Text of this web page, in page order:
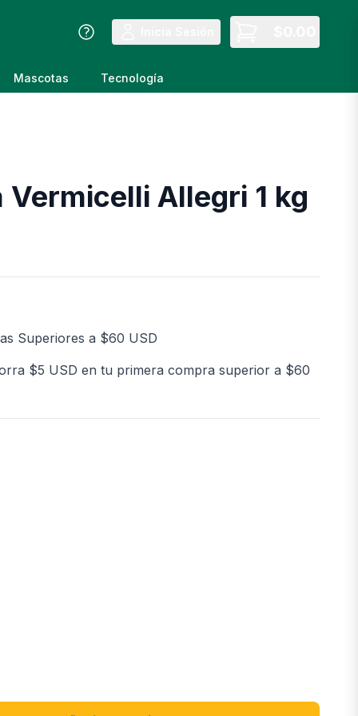
Mascotas Tecnología
Vermicelli Allegri 1 kg
Superiores a $60 USD
$5 USD en tu primera compra superior a $60